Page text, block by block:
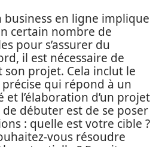
business en ligne implique
certain nombre de
pour s’assurer du
il est nécessaire de
projet. Cela inclut le
précise qui répond à un
et l’élaboration d’un projet
débuter est de se poser
: quelle est votre cible ?
vous résoudre